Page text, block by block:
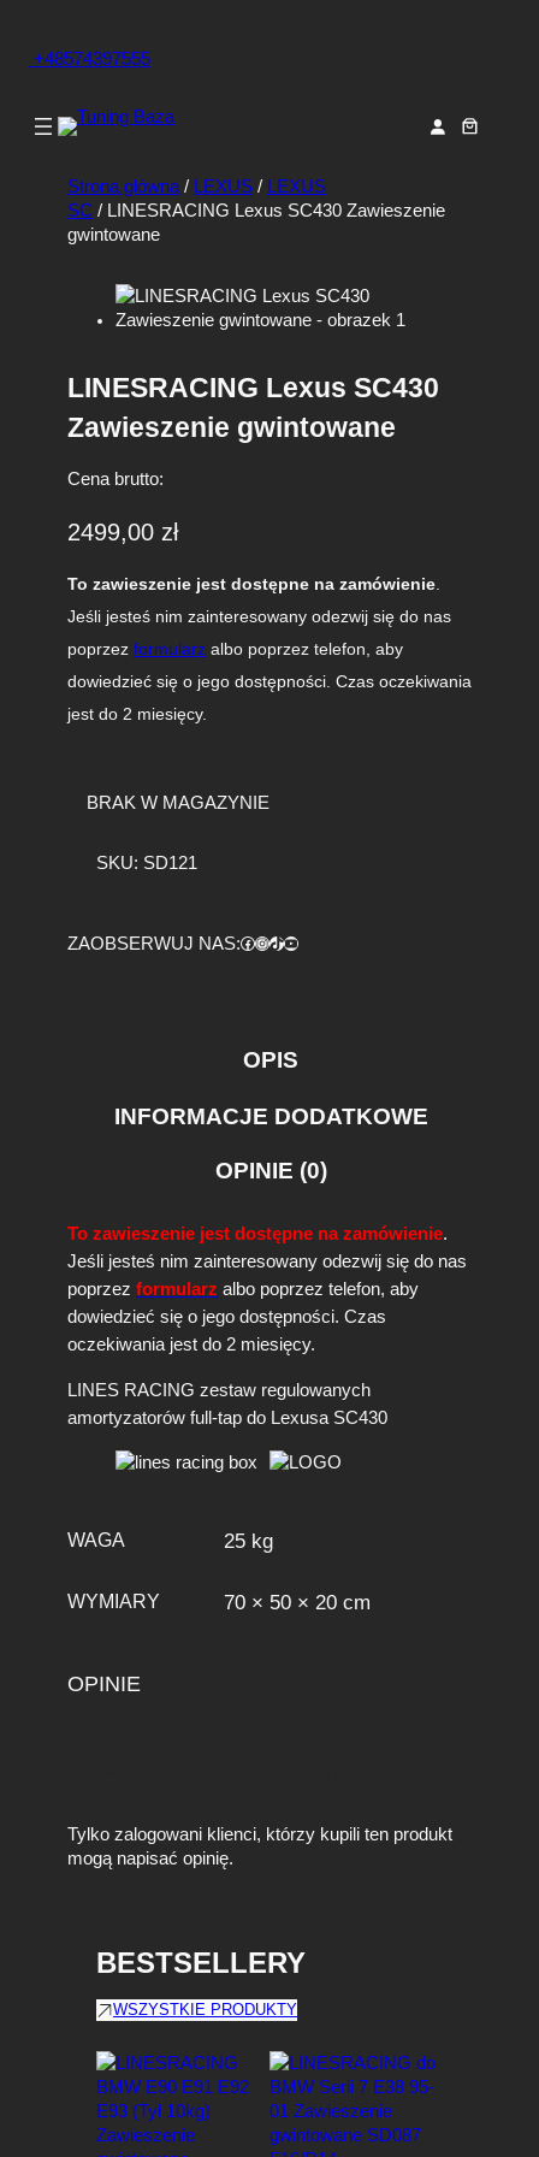
+48574397555
Strona główna / LEXUS / LEXUS
SC / LINESRACING Lexus SC430 Zawieszenie
gwintowane
LINESRACING Lexus SC430
Zawieszenie gwintowane
Cena brutto:
2499,00 zł
To zawieszenie jest dostępne na zamówienie
Jeśli jesteś nim zainteresowany odezwij się do nas
poprzez formularz albo poprzez telefon, aby
dowiedzieć się o jego dostępności. Czas oczekiwania
jest do 2 miesięcy.
BRAK W MAGAZYNIE
SKU: SD121
ZAOBSERWUJ NAS:Facebook https://www.instagram.com/tuningbaza.pl https://www.tiktok.com/@tuningbaza.pl YouTube
OPIS
INFORMACJE DODATKOWE
OPINIE (0)
To zawieszenie jest dostępne na zamówienie.
Jeśli jesteś nim zainteresowany odezwij się do nas
poprzez formularz albo poprzez telefon, aby
dowiedzieć się o jego dostępności. Czas
oczekiwania jest do 2 miesięcy.
LINES RACING zestaw regulowanych
amortyzatorów full-tap do Lexusa SC430
WAGA 25 kg
WYMIARY 70 × 50 × 20 cm
OPINIE
Tylko zalogowani klienci, którzy kupili ten produkt
mogą napisać opinię.
BESTSELLERY
WSZYSTKIE PRODUKTY